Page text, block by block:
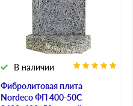
Фибролитовая плита
Nordeco ФП 400-50С
В наличии